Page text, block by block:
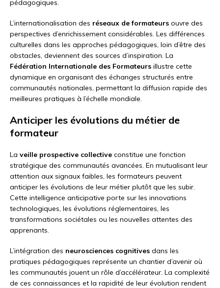
pédagogiques.
L’internationalisation des réseaux de formateurs ouvre des
perspectives d’enrichissement considérables. Les différences
culturelles dans les approches pédagogiques, loin d’être des
obstacles, deviennent des sources d’inspiration. La
Fédération Internationale des Formateurs illustre cette
dynamique en organisant des échanges structurés entre
communautés nationales, permettant la diffusion rapide des
meilleures pratiques à l’échelle mondiale.
Anticiper les évolutions du métier de
formateur
La veille prospective collective constitue une fonction
stratégique des communautés avancées. En mutualisant leur
attention aux signaux faibles, les formateurs peuvent
anticiper les évolutions de leur métier plutôt que les subir.
Cette intelligence anticipative porte sur les innovations
technologiques, les évolutions réglementaires, les
transformations sociétales ou les nouvelles attentes des
apprenants.
L’intégration des neurosciences cognitives dans les
pratiques pédagogiques représente un chantier d’avenir où
les communautés jouent un rôle d’accélérateur. La complexité
de ces connaissances et la rapidité de leur évolution rendent